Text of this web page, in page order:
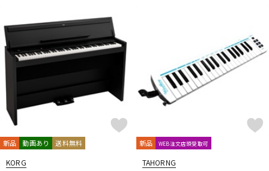
新品 動画あり 送料無料
KORG
新品 WEB注文店頭受取可
TAHORNG